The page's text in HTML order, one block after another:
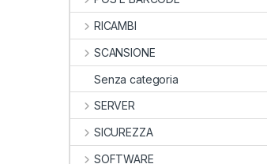
RICAMBI
SCANSIONE
Senza categoria
SERVER
SICUREZZA
SOFTWARE